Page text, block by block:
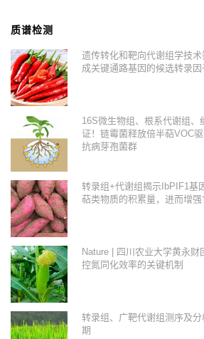
质谱检测
遗传转化和靶向代谢组学技
成关键通路基因的候选转录
16S微生物组、根系代谢组、
证！链霉菌释放倍半萜VOC
抗病芽孢菌群
转录组+代谢组揭示IbPIF1基
萜类物质的积累量，进而增
Nature | 四川农业大学黄永财
控氮同化效率的关键机制
转录组、广靶代谢组测序及
期